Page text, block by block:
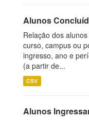
Alunos
Relação dos
curso, campus ou
ingresso, ano e
(a partir de...
CSV
Alunos